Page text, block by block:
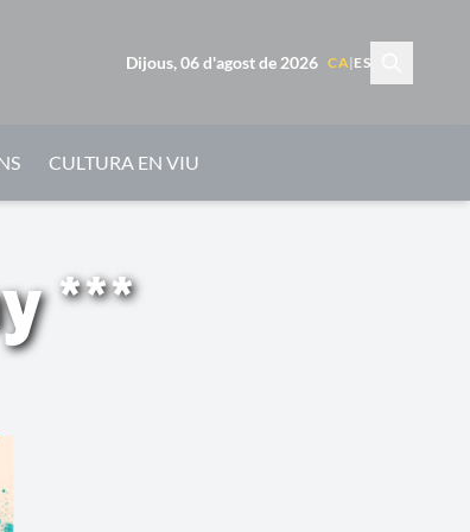
Dijous, 06 d'agost de 2026 CA| ES
CULTURA EN VIU
***